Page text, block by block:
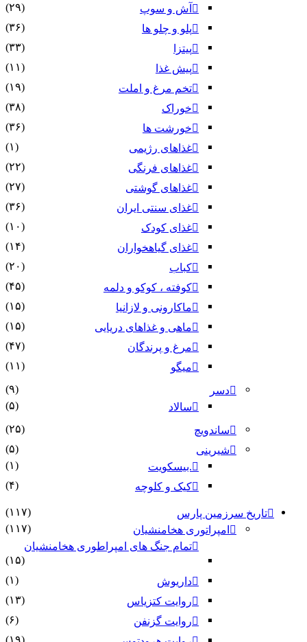
آش و سوپ
(۲۹)
پلو و چلو ها
(۳۶)
پیتزا
(۳۳)
پیش غذا
(۱۱)
تخم مرغ و املت
(۱۹)
خوراک
(۳۸)
خورشت ها
(۳۶)
غذاهای رژیمی
(۱)
غذاهای فرنگی
(۲۲)
غذاهای گوشتی
(۲۷)
غذای سنتی ایران
(۳۶)
غذای کودک
(۱۰)
غذای گیاهخواران
(۱۴)
کباب
(۲۰)
کوفته ، کوکو و دلمه
(۴۵)
ماکارونی و لازانیا
(۱۵)
ماهی و غذاهای دریایی
(۱۵)
مرغ و پرندگان
(۴۷)
میگو
(۱۱)
دسر
(۹)
سالاد
(۵)
ساندویچ
(۲۵)
شیرینی
(۵)
.بیسکویت
(۱)
کیک و کلوچه
(۴)
تاریخ سرزمین پارس
(۱۱۷)
امپراتوری هخامنشیان
(۱۱۷)
تمام جنگ های امپراطوری هخامنشیان
(۱۵)
داریوش
(۱)
روایت کتزیاس
(۱۳)
روایت گزنفن
(۶)
(۱۹)